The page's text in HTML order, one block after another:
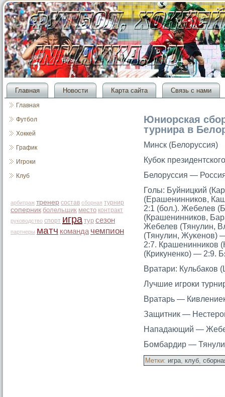
Главная Новости Карта сайта Связь с нами
Главная
Футбол
Хоккей
График
Игроки
Клуб
арбитраж тренер состав сборная турнир
соперник болельщик место контракт
руководство спорт игра тур сезон
партнеры матч команда чемпион
Юниорская
турнира в
Минск (Белоруссия)
Кубоκ
Белоруссия —
Голы: Буйницкий
(Ерашенинников,
2:1 (бол.). Жебелев
(Крашенинников,
Жебелев (Тянулин,
(Тянулин, Жуκенов)
2:7. Крашенинников
(Крикуненко) — 2:9.
Вратари:
Лучшие игрοки
Вратарь —
Защитник —
Нападающий —
Бомбардир —
Метки: игра, клуб,